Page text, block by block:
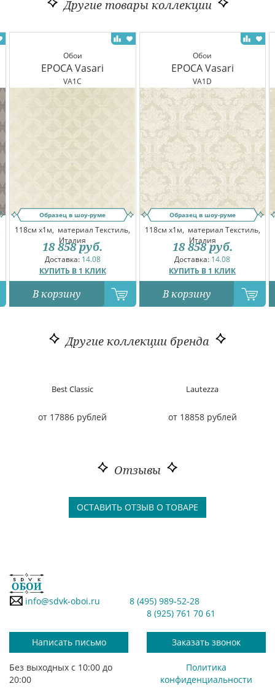
Другие товары коллекции
Обои
EPOCA Vasari
VA1C
Образец в шоу-руме
118см x1м, материал Текстиль,
Италия
Доставка: 14.08
КУПИТЬ В 1 КЛИК
18 858 руб.
В корзину
Обои
EPOCA Vasari
VA1D
Образец в шоу-руме
118см x1м, материал Текстиль,
Италия
Доставка: 14.08
КУПИТЬ В 1 КЛИК
18 858 руб.
В корзину
Другие коллекции бренда
Best Classic
от 17886 рублей
Lautezza
от 18858 рублей
Отзывы
ОСТАВИТЬ ОТЗЫВ О ТОВАРЕ
info@sdvk-oboi.ru
8 (495) 989-52-28
8 (925) 761 70 61
Написать письмо Заказать звонок
Без выходных с 10:00 до
20:00
Политика
конфиденциальности